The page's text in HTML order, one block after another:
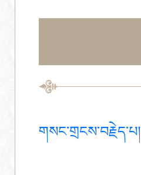
གསང་གྲངས་བརྗེད་པ།